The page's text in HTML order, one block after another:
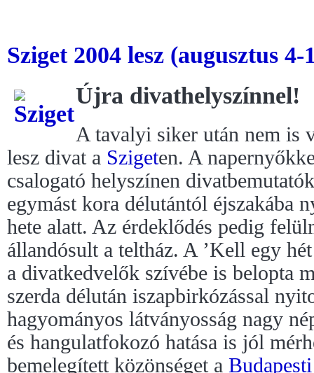
Sziget 2004 lesz (augusztus 4-
Újra divathelyszínnel!
A tavalyi siker után nem is
lesz divat a Szigeten. A
csalogató helyszínen
egymást kora délutántól éjszakába
hete alatt. Az érdeklődés pedig
állandósult a teltház. A ’Kell egy
a divatkedvelők szívébe is belopta
szerda délután iszapbirkózással
hagyományos látványosság nagy
és hangulatfokozó hatása is jól
bemelegített közönséget a